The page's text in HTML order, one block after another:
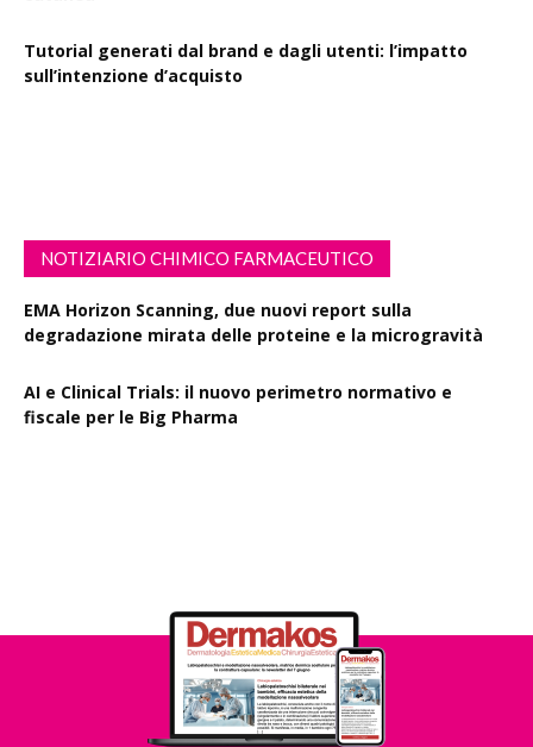
Tutorial generati dal brand e dagli utenti: l’impatto
sull’intenzione d’acquisto
NOTIZIARIO CHIMICO FARMACEUTICO
EMA Horizon Scanning, due nuovi report sulla
degradazione mirata delle proteine e la microgravità
AI e Clinical Trials: il nuovo perimetro normativo e
fiscale per le Big Pharma